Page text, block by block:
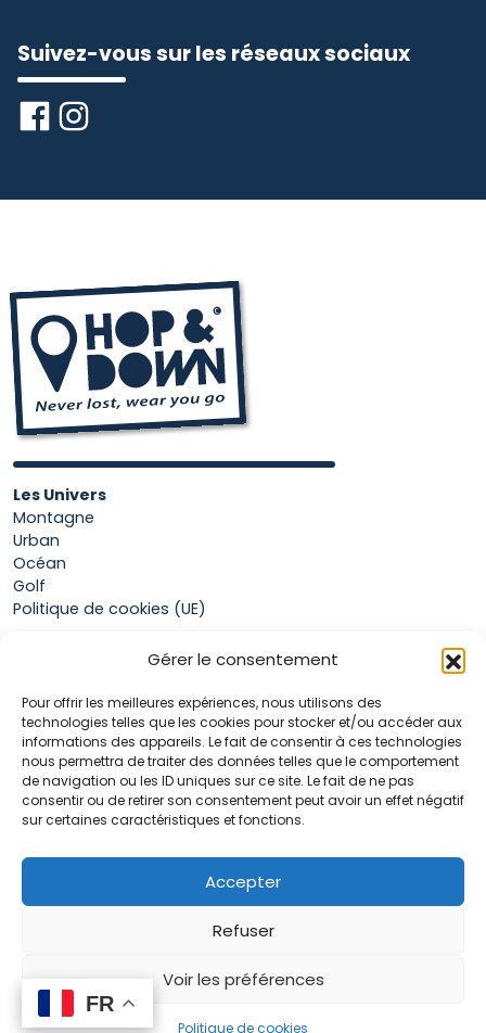
Gérer le consentement
Pour offrir les meilleures expériences, nous utilisons des
technologies telles que les cookies pour stocker et/ou accéder aux
informations des appareils. Le fait de consentir à ces technologies
nous permettra de traiter des données telles que le comportement
de navigation ou les ID uniques sur ce site. Le fait de ne pas
consentir ou de retirer son consentement peut avoir un effet négatif
sur certaines caractéristiques et fonctions.
Accepter
Refuser
Voir les préférences
Politique de cookies
0
Suivez-vous sur les réseaux sociaux
Les Univers
Montagne
Urban
Océan
Golf
Politique de cookies (UE)
Mon compte
Panier
Conditions générales de vente
La marque Hop & Down
Plan du site
FR
FR